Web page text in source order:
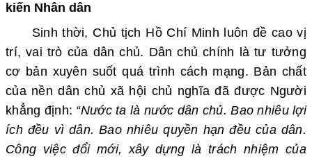
kiến Nhân dân
Sinh thời, Chủ tịch Hồ Chí Minh luôn đề cao vị
trí, vai trò của dân chủ. Dân chủ chính là tư tưởng
cơ bản xuyên suốt quá trình cách mạng. Bản chất
của nền dân chủ xã hội chủ nghĩa đã được Người
khẳng định: “Nước ta là nước dân chủ. Bao nhiêu lợi
ích đều vì dân. Bao nhiêu quyền hạn đều của dân.
Công việc đổi mới, xây dựng là trách nhiệm của